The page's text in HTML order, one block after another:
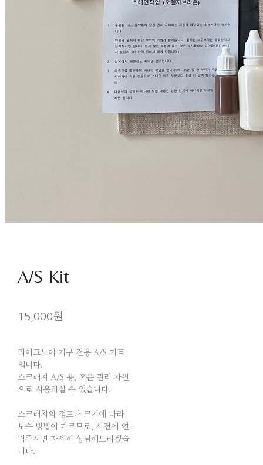
A/S Kit
15,000원
라이크노아 가구 전용 A/S 키트
입니다.
스크래치 A/S 용, 혹은 관리 차원
으로 사용하실 수 있습니다.
스크래치의 정도나 크기에 따라
보수 방법이 다르므로, 사전에 연
락주시면 자세히 상담해드리겠습
니다.